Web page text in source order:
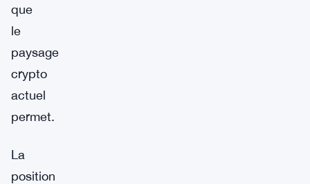
que
le
paysage
crypto
actuel
permet.
La
position